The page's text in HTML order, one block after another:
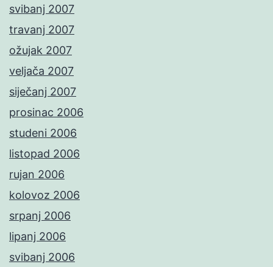
svibanj 2007
travanj 2007
ožujak 2007
veljača 2007
siječanj 2007
prosinac 2006
studeni 2006
listopad 2006
rujan 2006
kolovoz 2006
srpanj 2006
lipanj 2006
svibanj 2006